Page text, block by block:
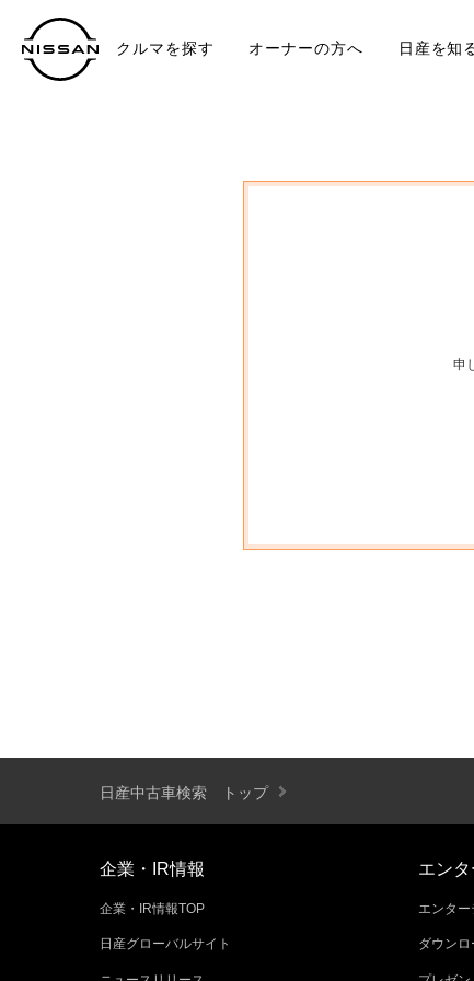
クルマを探す オーナーの方へ 日産を知
申
日産中古車検索 トップ
企業・IR情報
企業・IR情報TOP
日産グローバルサイト
エンタ
エンタ
ダウンロ